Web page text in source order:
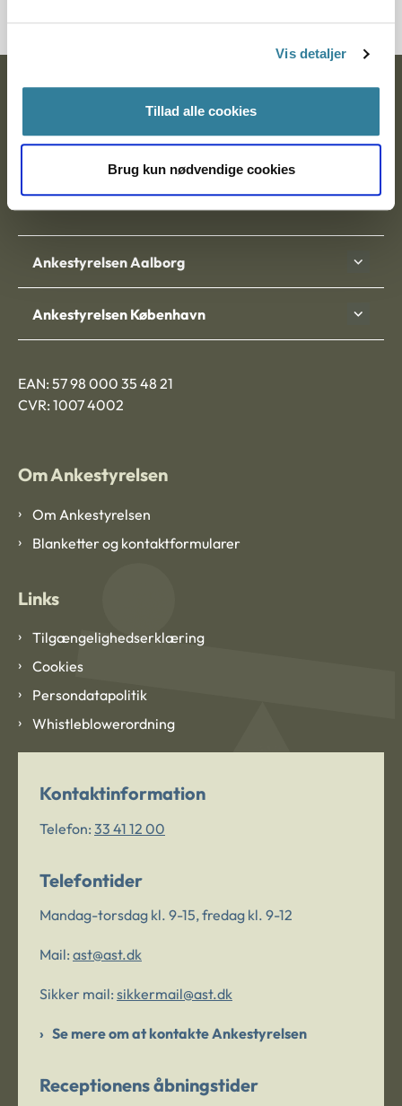
Vis detaljer
Tillad alle cookies
Brug kun nødvendige cookies
Ankestyrelsen
Postadresse:
Nytorv 7, 2. sal
9000 Aalborg
Ankestyrelsen Aalborg
Ankestyrelsen København
EAN: 57 98 000 35 48 21
CVR: 1007 4002
Om Ankestyrelsen
Om Ankestyrelsen
Blanketter og kontaktformularer
Links
Tilgængelighedserklæring
Cookies
Persondatapolitik
Whistleblowerordning
Kontaktinformation
Telefon: 33 41 12 00
Telefontider
Mandag-torsdag kl. 9-15, fredag kl. 9-12
Mail: ast@ast.dk
Sikker mail: sikkermail@ast.dk
Se mere om at kontakte Ankestyrelsen
Receptionens åbningstider